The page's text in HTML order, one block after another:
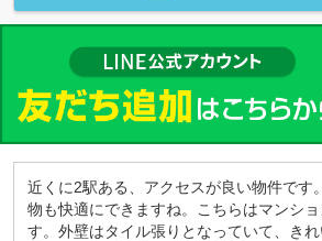
近くに2駅ある、アクセスが良い物件です
物も快適にできますね。こちらはマンシ
す。外壁はタイル張りとなっていて、き